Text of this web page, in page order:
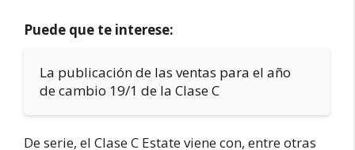
Puede que te interese:
La publicación de las ventas para el año
de cambio 19/1 de la Clase C
De serie, el Clase C Estate viene con, entre otras